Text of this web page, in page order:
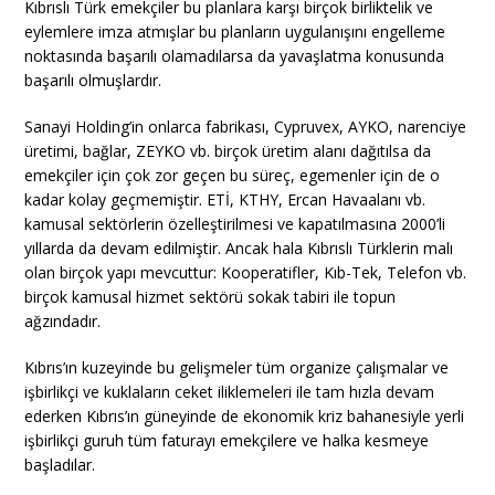
Kıbrıslı Türk emekçiler bu planlara karşı birçok birliktelik ve
eylemlere imza atmışlar bu planların uygulanışını engelleme
noktasında başarılı olamadılarsa da yavaşlatma konusunda
başarılı olmuşlardır.
Sanayi Holding’in onlarca fabrikası, Cypruvex, AYKO, narenciye
üretimi, bağlar, ZEYKO vb. birçok üretim alanı dağıtılsa da
emekçiler için çok zor geçen bu süreç, egemenler için de o
kadar kolay geçmemiştir. ETİ, KTHY, Ercan Havaalanı vb.
kamusal sektörlerin özelleştirilmesi ve kapatılmasına 2000’li
yıllarda da devam edilmiştir. Ancak hala Kıbrıslı Türklerin malı
olan birçok yapı mevcuttur: Kooperatifler, Kıb-Tek, Telefon vb.
birçok kamusal hizmet sektörü sokak tabiri ile topun
ağzındadır.
Kıbrıs’ın kuzeyinde bu gelişmeler tüm organize çalışmalar ve
işbirlikçi ve kuklaların ceket iliklemeleri ile tam hızla devam
ederken Kıbrıs’ın güneyinde de ekonomik kriz bahanesiyle yerli
işbirlikçi guruh tüm faturayı emekçilere ve halka kesmeye
başladılar.